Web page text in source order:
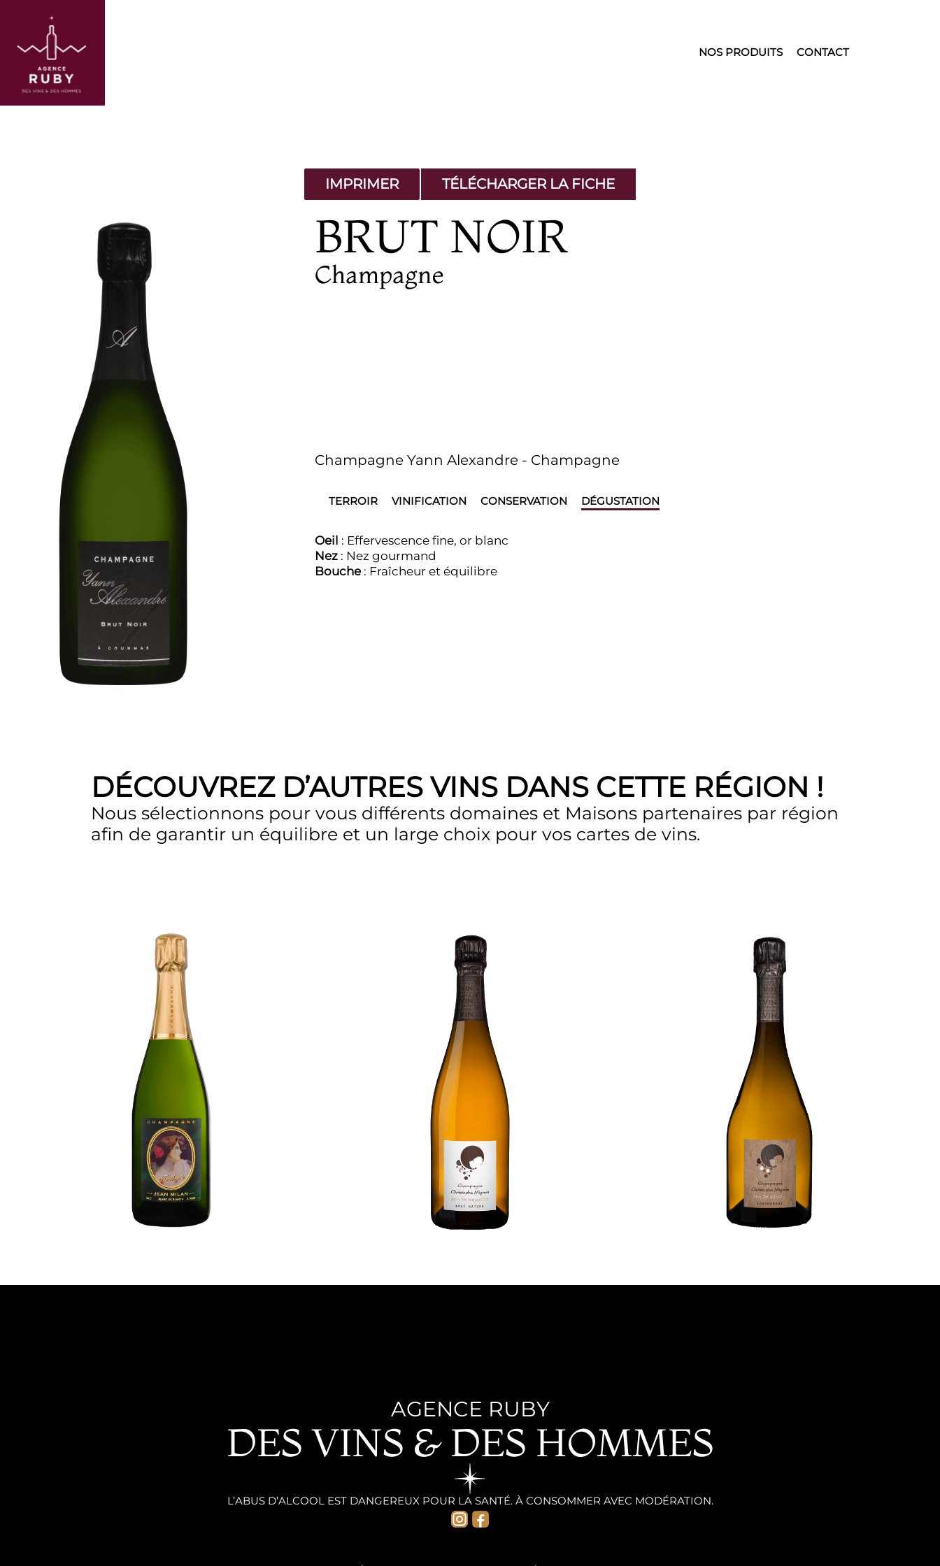
NOS PRODUITS CONTACT
IMPRIMER TÉLÉCHARGER LA FICHE
BRUT NOIR
Champagne
Champagne Yann Alexandre - Champagne
TERROIR VINIFICATION CONSERVATION DÉGUSTATION
Oeil : Effervescence fine, or blanc
Nez : Nez gourmand
Bouche : Fraîcheur et équilibre
DÉCOUVREZ D’AUTRES VINS DANS CETTE RÉGION !
Nous sélectionnons pour vous différents domaines et Maisons partenaires par région
afin de garantir un équilibre et un large choix pour vos cartes de vins.
AGENCE RUBY
DES VINS & DES HOMMES
L’ABUS D’ALCOOL EST DANGEREUX POUR LA SANTÉ. À CONSOMMER AVEC MODÉRATION.